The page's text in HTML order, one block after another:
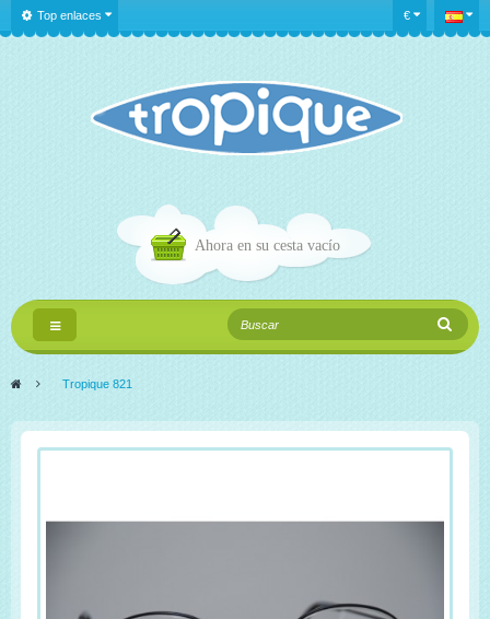
€
Top enlaces
Ahora en su cesta vacío
Navegación
Toggle
> Tropique 821